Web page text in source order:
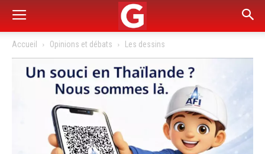
Accueil Opinions et débats Les dessins